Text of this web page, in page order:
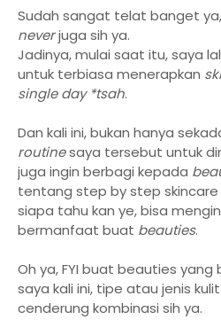
Sudah sangat telat banget
neverjuga sih ya.
Jadinya, mulai saat itu, saya
untuk terbiasa menerapkan
single day *tsah.
Dan kali ini, bukan hanya
routinesaya tersebut untuk
juga ingin berbagi kepada
tentang step by step skincare
siapa tahu kan ye, bisa
bermanfaat buat beauties.
Oh ya, FYI buat beauties
saya kali ini, tipe atau jenis
cenderung kombinasi sih ya.